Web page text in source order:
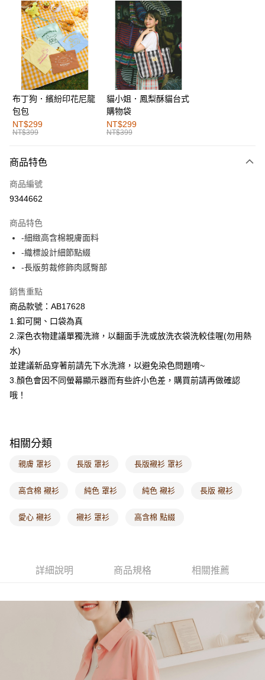
購物金
超商取貨付款
LINE Pay
街口支付
運送方式
全家取貨付款
每筆NT$60，滿NT$1,000(含以上)免運費
付款後全家取貨
萊爾富取貨付款
付款後萊爾富取貨
每筆NT$60，滿NT$1,000(含以上)免運費
7-11取貨付款
每筆NT$60，滿NT$1,000(含以上)免運費
付款後7-11取貨
每筆NT$60，滿NT$1,000(含以上)免運費
宅配
每筆NT$120，滿NT$1,000(含以上)免運費
付款後門市自取
每筆NT$60，滿NT$1,000(含以上)免運費
海外配送-其他亞洲地區
海外配送-歐美地區
布丁狗．繽紛印花尼龍
包包
NT$299
NT$399
貓小姐．鳳梨酥貓台式
購物袋
NT$299
NT$399
商品特色
商品編號
9344662
商品特色
-細緻高含棉親膚面料
-織標設計細節點綴
-長版剪裁修飾肉感臀部
銷售重點
商品款號：AB17628
1.釦可開、口袋為真
2.深色衣物建議單獨洗滌，以翻面手洗或放洗衣袋洗較佳喔(勿用熱
水)
並建議新品穿著前請先下水洗滌，以避免染色問題唷~
3.顏色會因不同螢幕顯示器而有些許小色差，購買前請再做確認
哦！
相關分類
親膚 罩衫 長版 罩衫 長版襯衫 罩衫
高含棉 襯衫 純色 罩衫 純色 襯衫 長版 襯衫
愛心 襯衫 襯衫 罩衫 高含棉 點綴
詳細說明 商品規格 相關推薦